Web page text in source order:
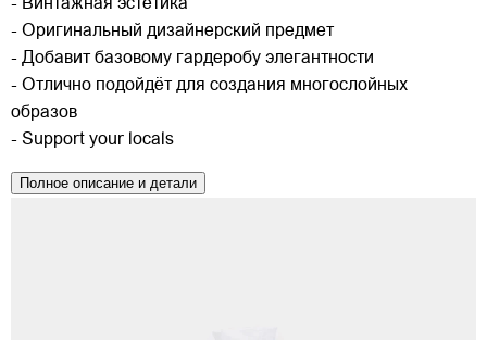
- Винтажная эстетика
- Оригинальный дизайнерский предмет
- Добавит базовому гардеробу элегантности
- Отлично подойдёт для создания многослойных
образов
- Support your locals
Полное описание и детали